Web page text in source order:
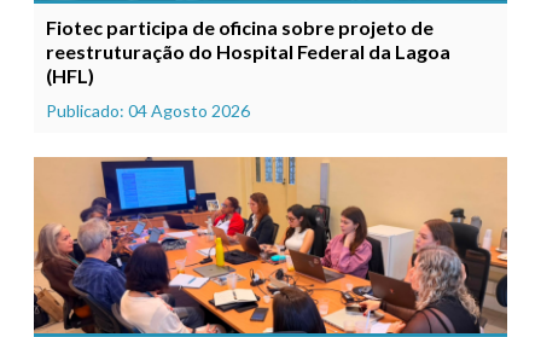
Fiotec participa de oficina sobre projeto de
reestruturação do Hospital Federal da Lagoa
(HFL)
Publicado: 04 Agosto 2026